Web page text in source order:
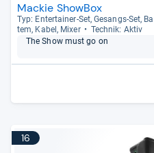
Mackie ShowBox
Typ: Enter­tai­ner-​Set, Gesangs-​Set,
tem, Kabel, Mixer
Tech­nik: Aktiv
The Show must go on
16